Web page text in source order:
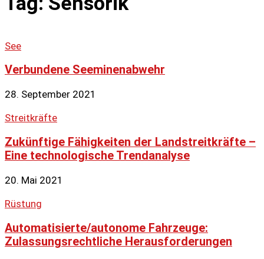
See
Verbundene Seeminenabwehr
28. September 2021
Streitkräfte
Zukünftige Fähigkeiten der Landstreitkräfte –
Eine technologische Trendanalyse
20. Mai 2021
Rüstung
Automatisierte/autonome Fahrzeuge:
Zulassungsrechtliche Herausforderungen